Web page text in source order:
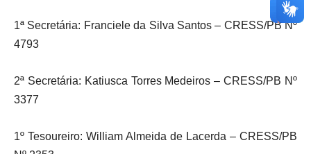
1ª Secretária: Franciele da Silva Santos – CRESS/PB Nº
4793
2ª Secretária: Katiusca Torres Medeiros – CRESS/PB Nº
3377
1º Tesoureiro: William Almeida de Lacerda – CRESS/PB